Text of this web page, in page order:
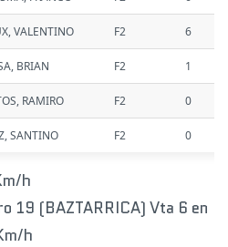
VALENTINO F2 6
BRIAN F2 1
RAMIRO F2 0
SANTINO F2 0
h
19 (BAZTARRICA) Vta 6 en
h